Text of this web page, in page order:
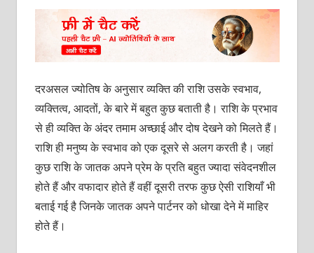
दरअसल ज्योतिष के अनुसार व्यक्ति की राशि उसके स्वभाव,
व्यक्तित्व, आदतों, के बारे में बहुत कुछ बताती है। राशि के प्रभाव
से ही व्यक्ति के अंदर तमाम अच्छाई और दोष देखने को मिलते हैं।
राशि ही मनुष्य के स्वभाव को एक दूसरे से अलग करती है। जहां
कुछ राशि के जातक अपने प्रेम के प्रति बहुत ज्यादा संवेदनशील
होते हैं और वफादार होते हैं वहीं दूसरी तरफ कुछ ऐसी राशियाँ भी
बताई गई है जिनके जातक अपने पार्टनर को धोखा देने में माहिर
होते हैं।